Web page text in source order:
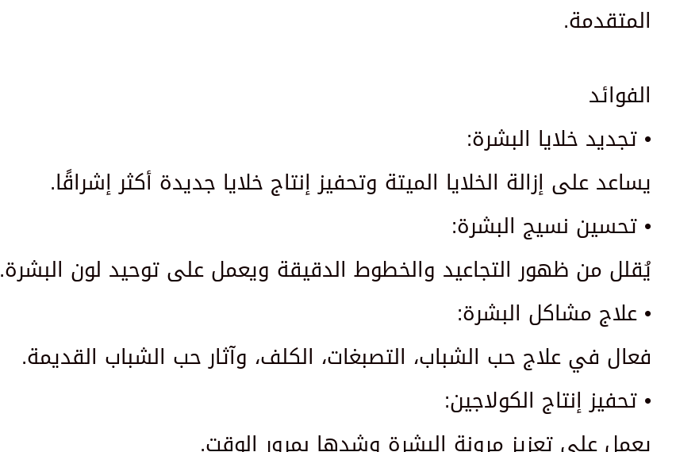
المتقدمة.
الفوائد
• تجديد خلايا البشرة:
يساعد على إزالة الخلايا الميتة وتحفيز إنتاج خلايا جديدة أكثر إشراقًا.
• تحسين نسيج البشرة:
يُقلل من ظهور التجاعيد والخطوط الدقيقة ويعمل على توحيد لون البشرة.
• علاج مشاكل البشرة:
فعال في علاج حب الشباب، التصبغات، الكلف، وآثار حب الشباب القديمة.
• تحفيز إنتاج الكولاجين:
يعمل على تعزيز مرونة البشرة وشدها بمرور الوقت.